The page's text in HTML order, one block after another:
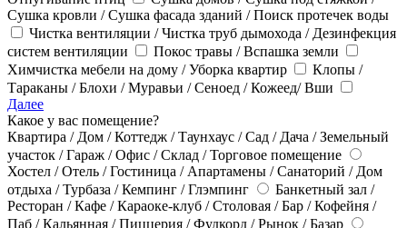
Сушка кровли / Сушка фасада зданий / Поиск протечек воды
Чистка вентиляции / Чистка труб дымохода / Дезинфекция
систем вентиляции
Покос травы / Вспашка земли
Химчистка мебели на дому / Уборка квартир
Клопы /
Тараканы / Блохи / Муравьи / Сеноед / Кожеед/ Вши
Далее
Какое у вас помещение?
Квартира / Дом / Коттедж / Таунхаус / Сад / Дача / Земельный
участок / Гараж / Офис / Склад / Торговое помещение
Хостел / Отель / Гостиница / Апартамены / Санаторий / Дом
отдыха / Турбаза / Кемпинг / Глэмпинг
Банкетный зал /
Ресторан / Кафе / Караоке-клуб / Столовая / Бар / Кофейня /
Паб / Кальянная / Пиццерия / Фудкорд / Рынок / Базар